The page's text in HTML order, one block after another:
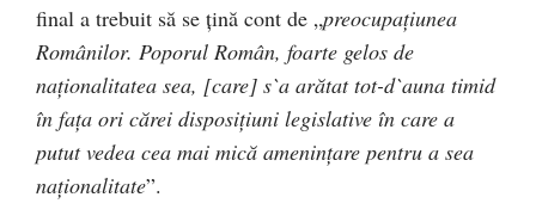
final a trebuit să se țină cont de „preocupațiunea
Românilor. Poporul Român, foarte gelos de
naționalitatea sea, [care] s`a arătat tot-d`auna timid
în fața ori cărei disposițiuni legislative în care a
putut vedea cea mai mică amenințare pentru a sea
naționalitate”.